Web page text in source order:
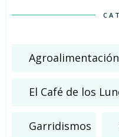
Agroalimentación
El Café de los
Garridismos